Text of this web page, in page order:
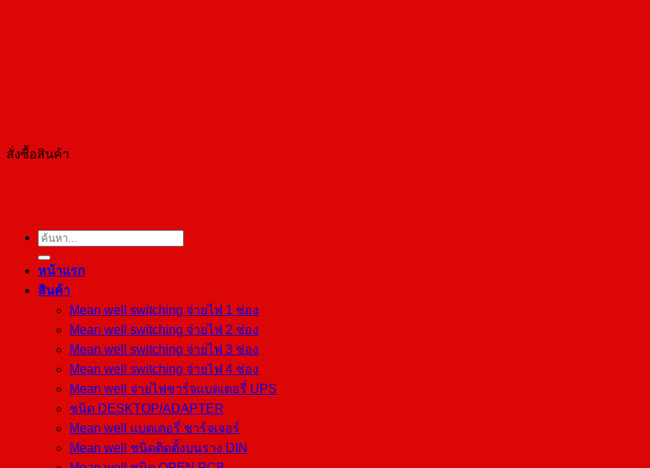
สั่งซื้อสินค้า
ค้นหา:
หน้าแรก
สินค้า
Mean well switching จ่ายไฟ 1 ช่อง
Mean well switching จ่ายไฟ 2 ช่อง
Mean well switching จ่ายไฟ 3 ช่อง
Mean well switching จ่ายไฟ 4 ช่อง
Mean well จ่ายไฟชาร์จแบตเตอรี่ UPS
ชนิด DESKTOP/ADAPTER
Mean well แบตเตอรี่ ชาร์จเจอร์
Mean well ชนิดติดตั้งบนราง DIN